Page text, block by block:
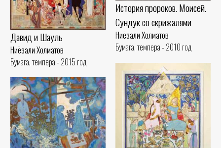
История пророков. Моисей.
Сундук со скрижалями
Ниёзали Холматов
Бумага, темпера - 2010 год
Давид и Шауль
Ниёзали Холматов
Бумага, темпера - 2015 год